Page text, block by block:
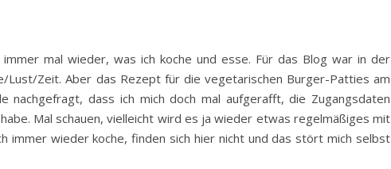
mal wieder, was ich koche und esse. Für das Blog war in der
Lust/Zeit. Aber das Rezept für die vegetarischen Burger-Patties am
nachgefragt, dass ich mich doch mal aufgerafft, die Zugangsdaten
Mal schauen, vielleicht wird es ja wieder etwas regelmäßiges mit
immer wieder koche, finden sich hier nicht und das stört mich selbst